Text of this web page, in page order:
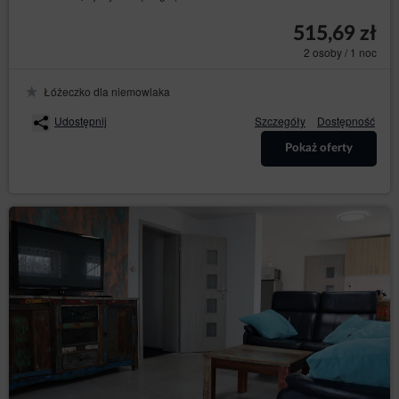
usługodawcy do geolokalizacji. Informacja o
geolokalizacji jest wykorzystywana w celu
dostarczania bardziej dostosowanych ofert
dane osobowe Użytkowników: imię, nazwisko,
mail, numer telefonu, NIP, numer konta
bankowego lub inne dane osobowe, których
tożsamości Gości/Użytkowników, lecz w połączeniu z
innymi informacjami mogą stanowić dane osobowe i w
związku z tym Administrator obejmuje je pełną
ochroną przysługującą na gruncie RODO.
Dane te są przetwarzane zgodnie z art. 6 ust. 1 lit. b
RODO, w celu realizacji usługi, tj. umowy o
świadczenie usług drogą elektroniczną zgodnie z
Regulaminem oraz zgodnie z art. 6 ust. 1 lit. a RODO,
w związku z wyrażeniem zgody na stosowanie
określonych plików cookies lub innych podobnych
technologii, wyrażonych przez odpowiednie
515,69 zł
2 osoby / 1 noc
Łóżeczko dla niemowlaka
Udostępnij
Szczegóły Dostępność
Pokaż oferty